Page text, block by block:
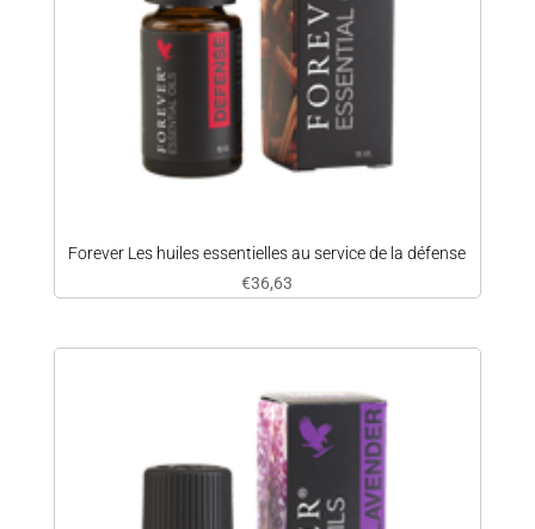
Forever Les huiles essentielles au service de la défense
€36,63